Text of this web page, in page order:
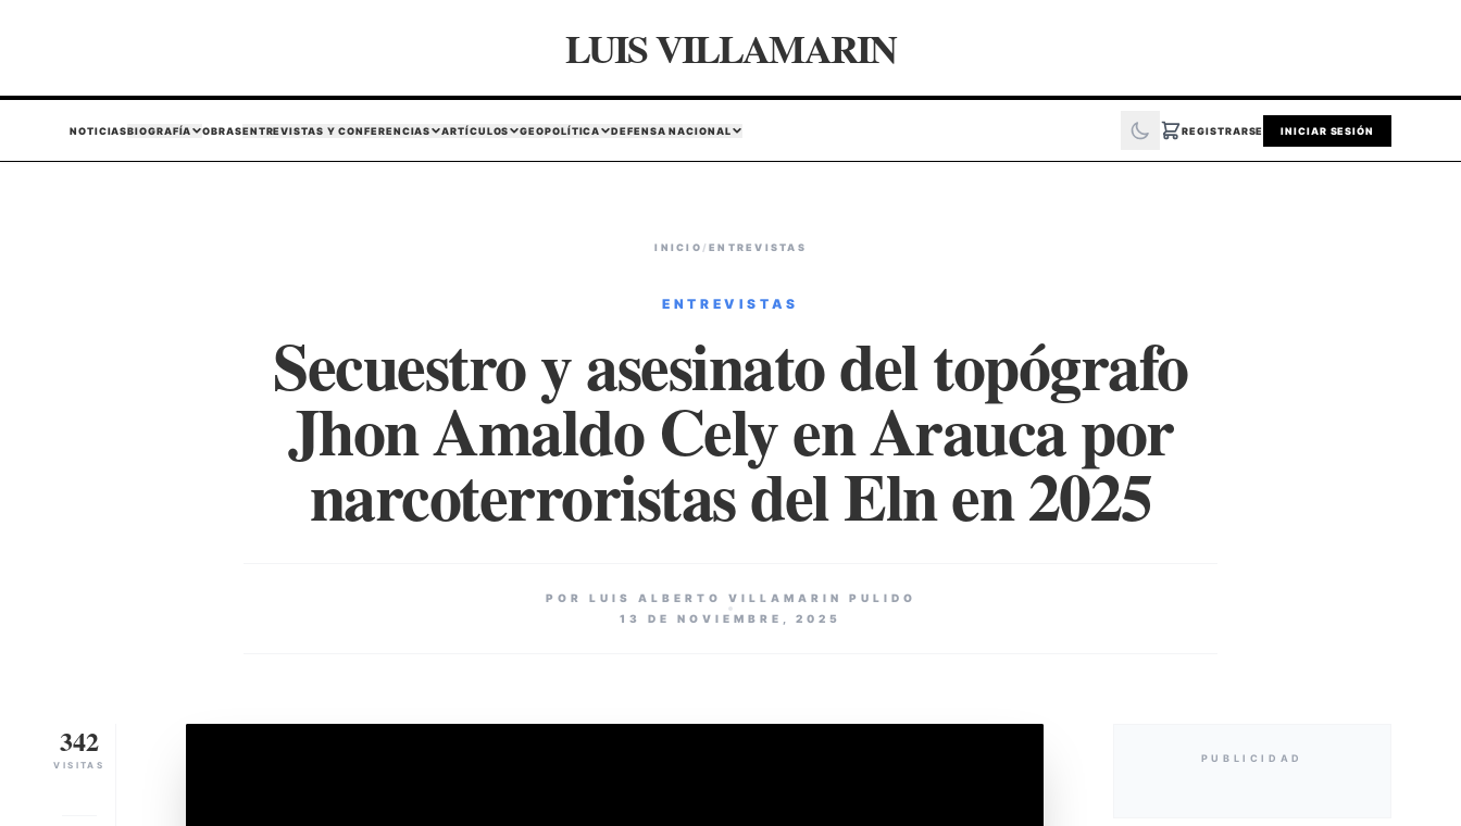
LUIS VILLAMARIN
NOTICIASBIOGRAFÍA OBRASENTREVISTAS Y CONFERENCIAS ARTÍCULOS GEOPOLÍTICA DEFENSA NACIONAL REGISTRARSE INICIAR SESIÓN
INICIO / ENTREVISTAS
ENTREVISTAS
Secuestro y asesinato del topógrafo
Jhon Amaldo Cely en Arauca por
narcoterroristas del Eln en 2025
POR LUIS ALBERTO VILLAMARIN PULIDO
13 DE NOVIEMBRE, 2025
342
VISITAS
PUBLICIDAD